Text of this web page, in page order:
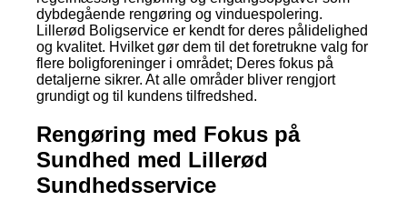
dybdegående rengøring og vinduespolering.
Lillerød Boligservice er kendt for deres pålidelighed
og kvalitet. Hvilket gør dem til det foretrukne valg for
flere boligforeninger i området; Deres fokus på
detaljerne sikrer. At alle områder bliver rengjort
grundigt og til kundens tilfredshed.
Rengøring med Fokus på
Sundhed med Lillerød
Sundhedsservice